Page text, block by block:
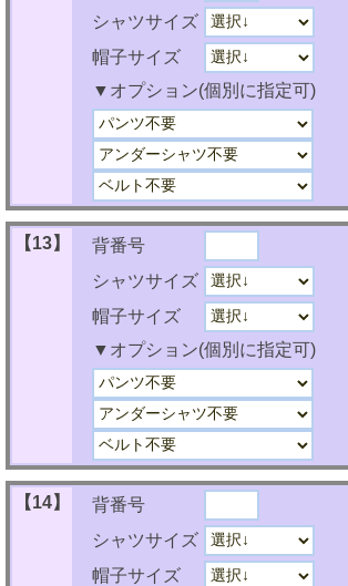
シャツサイズ
帽子サイズ
▼オプション(個別に指定可)
【13】
背番号
シャツサイズ
帽子サイズ
▼オプション(個別に指定可)
【14】
背番号
シャツサイズ
帽子サイズ